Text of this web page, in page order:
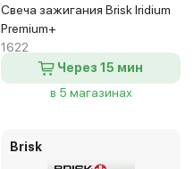
Свеча зажигания Brisk Iridium
Premium+
1622
Через 15 мин
в 5 магазинах
Brisk